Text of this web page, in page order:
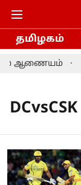
தமிழகம்
ஆணையம்
DCvsCSK